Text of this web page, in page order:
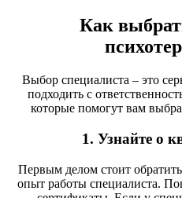
Как
Выбор специалиста – это
подходить с
которые помогут вам
1. Узнайте о
Первым делом стоит
опыт работы специалиста.